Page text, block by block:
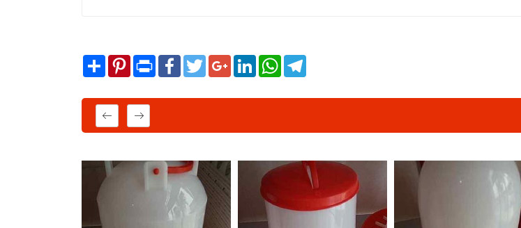
Share PinterestPrint FacebookTwitterGoogle+LinkedInWhatsApp